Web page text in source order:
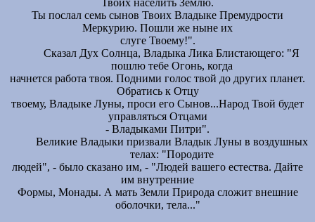
Твоих населить Землю.
Ты послал семь сынов Твоих Владыке Премудрости
Меркурию. Пошли же ныне их
слуге Твоему!".
Сказал Дух Солнца, Владыка Лика Блистающего: "Я
пошлю тебе Огонь, когда
начнется работа твоя. Подними голос твой до других планет.
Обратись к Отцу
твоему, Владыке Луны, проси его Сынов...Народ Твой будет
управляться Отцами
- Владыками Питри".
Великие Владыки призвали Владык Луны в воздушных
телах: "Породите
людей", - было сказано им, - "Людей вашего естества. Дайте
им внутренние
Формы, Монады. А мать Земли Природа сложит внешние
оболочки, тела..."